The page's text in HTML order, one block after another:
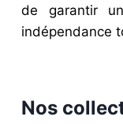
de garantir
indépendance
Nos